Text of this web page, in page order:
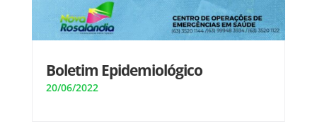
Boletim Epidemiológico
20/06/2022